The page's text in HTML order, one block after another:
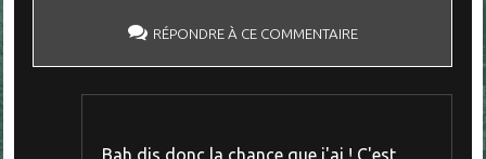
RÉPONDRE À CE COMMENTAIRE
Bah dis donc la chance que j'ai ! C'est